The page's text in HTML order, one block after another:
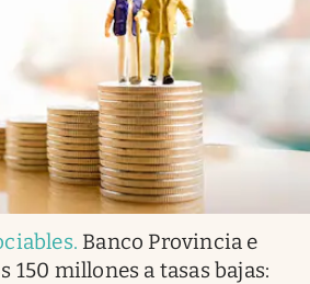
. Banco Provincia e
150 millones a tasas bajas: